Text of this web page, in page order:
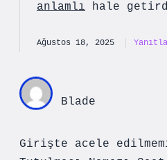
anlamlı hale
Ağustos 18, 2025 Yanıtla
Blade
Girişte acele